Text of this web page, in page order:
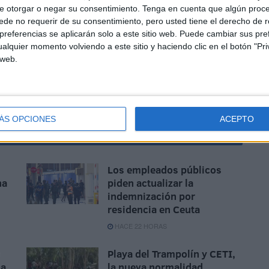
otorgar o negar su consentimiento. Tenga en cuenta que algún
no requerir de su consentimiento, pero usted tiene el derecho de
se aplicarán solo a este sitio web. Puede cambiar sus
momento volviendo a este sitio y haciendo clic en el botón
OPCIONES ACEPTO
contacto, según explica la profesora. Además, han
en la ciudad autónoma, como es el caso de Cruz
"ha sido una jornada preciosa en la que han
muchas risas".
Los empleados públicos
piden actualizar la
indemnización por
residencia en Ceuta
HACE 22 HORAS
Playa del Trampolín y CETI,